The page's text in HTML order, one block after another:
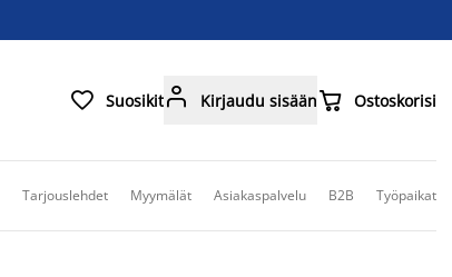
 Suosikit Kirjaudu sisään Ostoskorisi
Tarjouslehdet Myymälät Asiakaspalvelu B2B Työpaikat